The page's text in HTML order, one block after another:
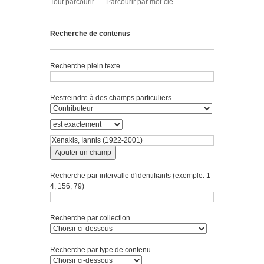
Tout parcourir Parcourir par mot-clé
Recherche de contenus
Recherche plein texte
Restreindre à des champs particuliers
Ajouter un champ
Recherche par intervalle d'identifiants (exemple: 1-
4, 156, 79)
Recherche par collection
Recherche par type de contenu